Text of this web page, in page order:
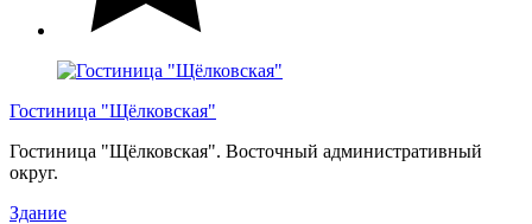
Гостиница "Щёлковская"
Гостиница "Щёлковская". Восточный административный
округ.
Здание